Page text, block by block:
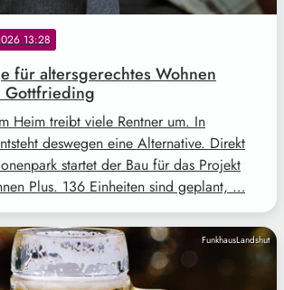
13:28
für altersgerechtes Wohnen
Gottfrieding
Heim treibt viele Rentner um. In
deswegen eine Alternative. Direkt
startet der Bau für das Projekt
Plus. 136 Einheiten sind geplant, …
FunkhausLandshut